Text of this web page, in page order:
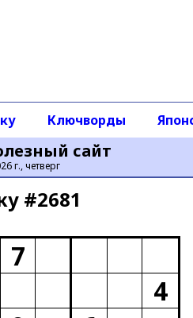
сайт
г., четверг
Ключворды
#2681
7
4